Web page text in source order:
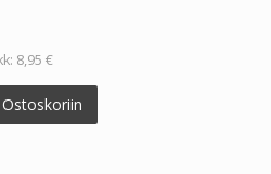
8,95 €
Ostoskoriin